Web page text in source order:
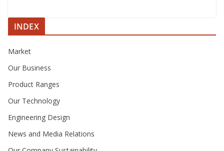
INDEX
Market
Our Business
Product Ranges
Our Technology
Engineering Design
News and Media Relations